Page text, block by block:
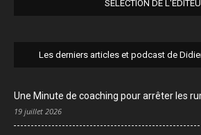
SÉLECTION DE
Les derniers articles et podcast de
Une Minute de coaching pour arrêter les
19 juillet 2026